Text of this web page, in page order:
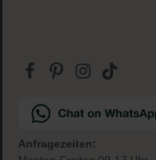
Anfragezeiten: